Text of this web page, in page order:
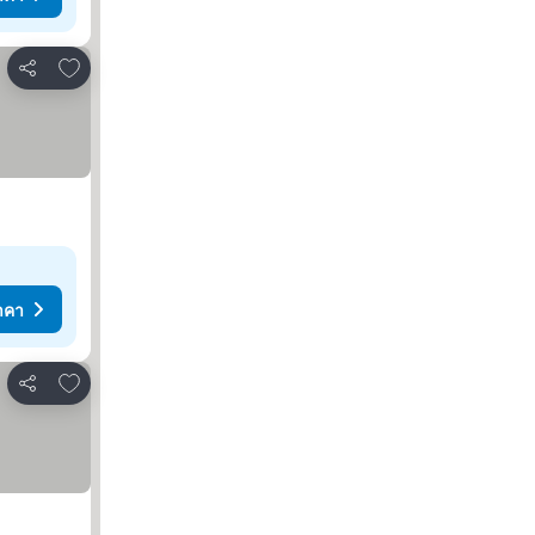
แชร์
เพิ่มในรายการโปรด
า
แชร์
เพิ่มในรายการโปรด